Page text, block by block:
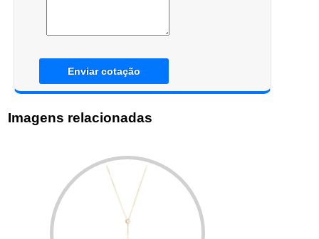
Enviar cotação
Imagens relacionadas